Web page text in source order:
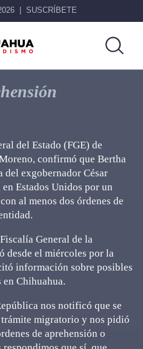
SUSCRÍBETE
del Estado (FGE) de
confirmó que Bertha
del exgobernador César
Estados Unidos por un
al menos dos órdenes de
General de la
desde el miércoles por la
información sobre posibles
en Chihuahua.
nos notificó que se
migratorio y nos pidió
de aprehensión o